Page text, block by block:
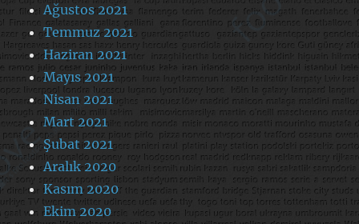
Ağustos 2021
Temmuz 2021
Haziran 2021
Mayıs 2021
Nisan 2021
Mart 2021
Şubat 2021
Aralık 2020
Kasım 2020
Ekim 2020